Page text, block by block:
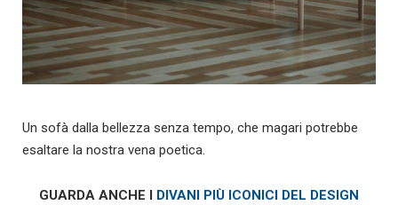
Un sofà dalla bellezza senza tempo, che magari potrebbe
esaltare la nostra vena poetica.
GUARDA ANCHE I
DIVANI PIÙ ICONICI DEL DESIGN